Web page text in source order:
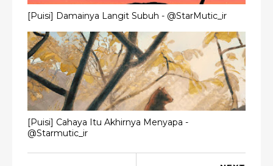
[Puisi] Damainya Langit Subuh - @StarMutic_ir
[Puisi] Cahaya Itu Akhirnya Menyapa -
@Starmutic_ir